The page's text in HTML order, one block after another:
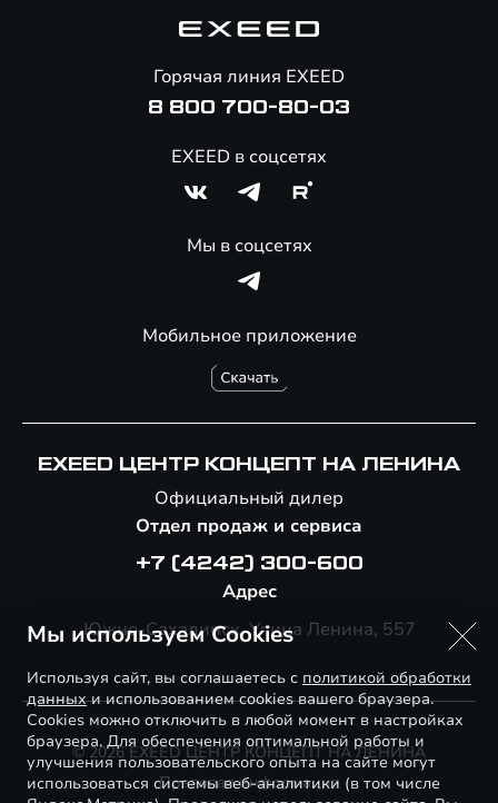
Помощь на дорогах
Мобильное приложение
Горячая линия EXEED
8 800 700-80-03
EXEED в соцсетях
Мы в соцсетях
EXEED ЦЕНТР КОНЦЕПТ НА ЛЕНИНА
Официальный дилер
Отдел продаж и сервиса
+7 (4242) 300-600
Адрес
Южно-Сахалинск, Улица Ленина, 557
© 2026 EXEED ЦЕНТР КОНЦЕПТ НА ЛЕНИНА
Правовая информация
Мы используем Cookies
Используя сайт, вы соглашаетесь с политикой обработки
данныхи использованием cookies вашего браузера.
Cookies можно отключить в любой момент в настройках
браузера. Для обеспечения оптимальной работы и
улучшения пользовательского опыта на сайте могут
использоваться системы веб-аналитики (в том числе